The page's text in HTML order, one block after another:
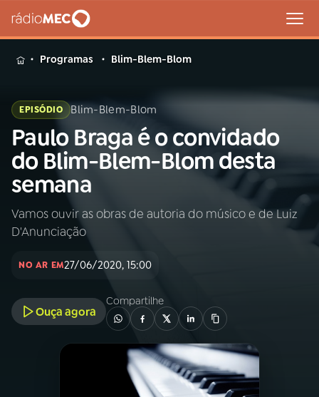
MENU
Buscar
na
Rádio
MEC
Buscar
Início AO VIVO
INÍCIO
A RÁDIO
PROGRAMAÇÃO
Programas Blim-Blem-Blom
EPISÓDIO Blim-Blem-Blom
Paulo Braga é o convidado
do Blim-Blem-Blom desta
semana
Vamos ouvir as obras de autoria do músico e de Luiz
D'Anunciação
NO AR EM27/06/2020, 15:00
Ouça agora
Compartilhe